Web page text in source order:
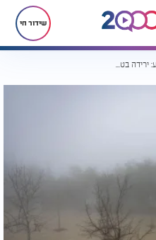
שידור חי
הקיץ נרגע: ירידה בטמפרטורות וטפטופים בפתח השבוע